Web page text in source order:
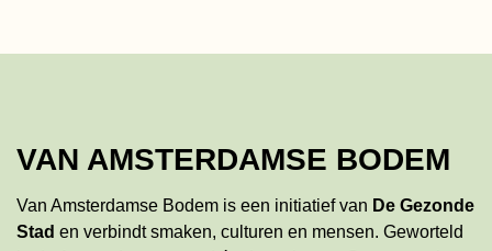
VAN AMSTERDAMSE BODEM
Van Amsterdamse Bodem is een initiatief van De Gezonde
Stad en verbindt smaken, culturen en mensen. Geworteld